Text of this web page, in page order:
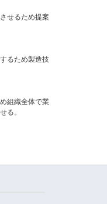
せるため提案
るため製造技
組織全体で業
る。